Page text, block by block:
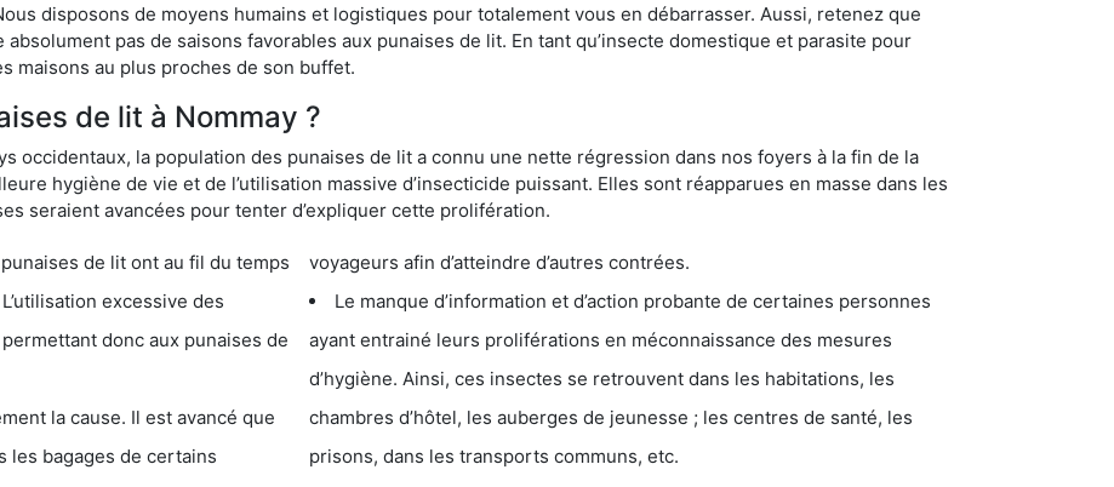
disposons de moyens humains et logistiques pour totalement vous en débarrasser. Aussi, retenez que
pas de saisons favorables aux punaises de lit. En tant qu’insecte domestique et parasite pour
maisons au plus proches de son buffet.
de lit à Nommay ?
occidentaux, la population des punaises de lit a connu une nette régression dans nos foyers à la fin de la
hygiène de vie et de l’utilisation massive d’insecticide puissant. Elles sont réapparues en masse dans les
seraient avancées pour tenter d’expliquer cette prolifération.
de lit ont au fil du temps
des
punaises de
Il est avancé que
de certains
voyageurs afin d’atteindre d’autres contrées.
Le manque d’information et d’action probante de certaines personnes
ayant entrainé leurs proliférations en méconnaissance des mesures
d’hygiène. Ainsi, ces insectes se retrouvent dans les habitations, les
chambres d’hôtel, les auberges de jeunesse ; les centres de santé, les
prisons, dans les transports communs, etc.